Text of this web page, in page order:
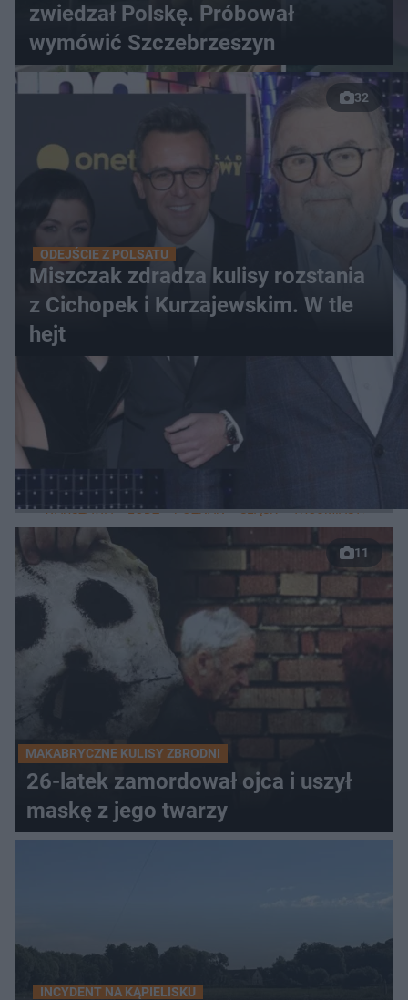
zwiedzał Polskę. Próbował
wymówić Szczebrzeszyn
32
ODEJŚCIE Z POLSATU
Miszczak zdradza kulisy rozstania
z Cichopek i Kurzajewskim. W tle
hejt
LOKALNE
WARSZAWA ŁÓDŹ POZNAŃ ŚLĄSK TRÓJMIASTO
11
MAKABRYCZNE KULISY ZBRODNI
26-latek zamordował ojca i uszył
maskę z jego twarzy
INCYDENT NA KĄPIELISKU